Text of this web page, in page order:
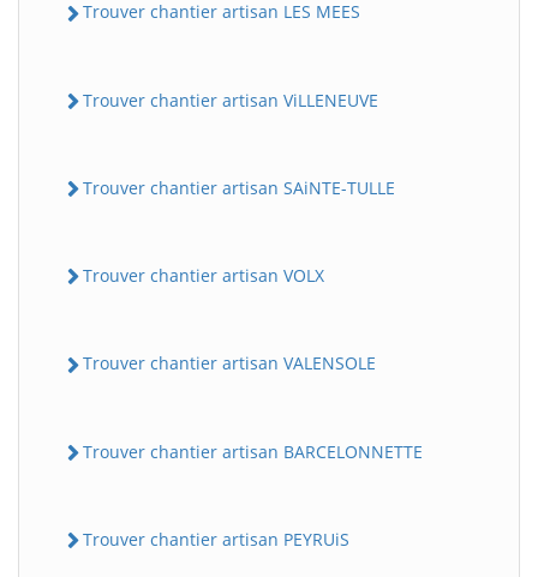
Trouver chantier artisan LES MEES
Trouver chantier artisan ViLLENEUVE
Trouver chantier artisan SAiNTE-TULLE
Trouver chantier artisan VOLX
Trouver chantier artisan VALENSOLE
Trouver chantier artisan BARCELONNETTE
Trouver chantier artisan PEYRUiS